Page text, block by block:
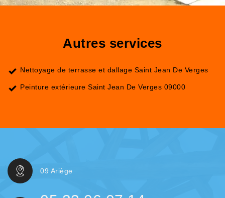
Autres services
Nettoyage de terrasse et dallage Saint Jean De Verges
Peinture extérieure Saint Jean De Verges 09000
09 Ariège